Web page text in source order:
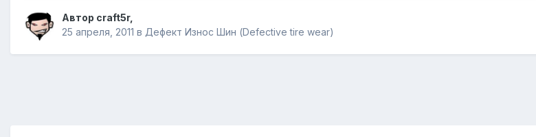
Автор craft5r,
25 апреля, 2011 в Дефект Износ Шин (Defective tire wear)